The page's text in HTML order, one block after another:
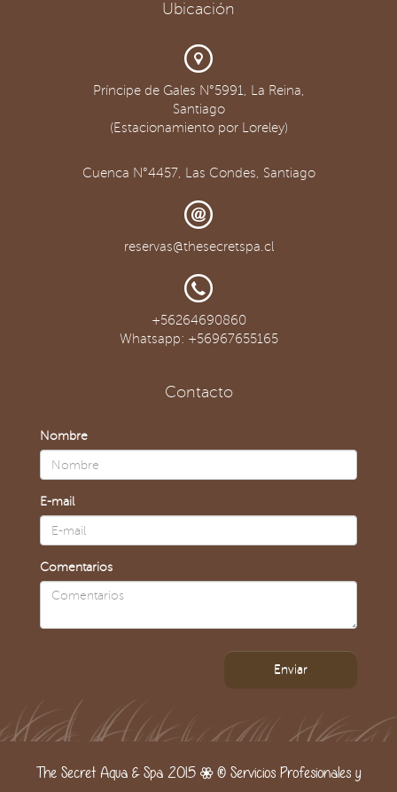
Ubicación
Príncipe de Gales N°5991, La Reina,
Santiago
(Estacionamiento por Loreley)
Cuenca N°4457, Las Condes, Santiago
reservas@thesecretspa.cl
+56264690860
Whatsapp: +56967655165
Contacto
Nombre
E-mail
Comentarios
Enviar
The Secret Aqua & Spa 2015 | ® Servicios Profesionales y